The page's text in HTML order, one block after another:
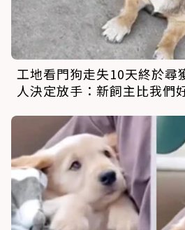
工地看門狗走失10天終於尋
人決定放手：新飼主比我們